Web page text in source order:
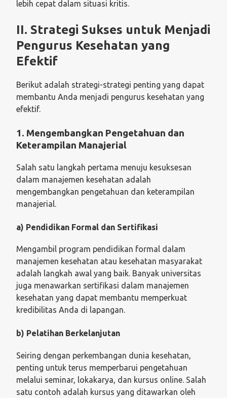
lebih cepat dalam situasi kritis.
II. Strategi Sukses untuk Menjadi
Pengurus Kesehatan yang
Efektif
Berikut adalah strategi-strategi penting yang dapat
membantu Anda menjadi pengurus kesehatan yang
efektif.
1. Mengembangkan Pengetahuan dan
Keterampilan Manajerial
Salah satu langkah pertama menuju kesuksesan
dalam manajemen kesehatan adalah
mengembangkan pengetahuan dan keterampilan
manajerial.
a) Pendidikan Formal dan Sertifikasi
Mengambil program pendidikan formal dalam
manajemen kesehatan atau kesehatan masyarakat
adalah langkah awal yang baik. Banyak universitas
juga menawarkan sertifikasi dalam manajemen
kesehatan yang dapat membantu memperkuat
kredibilitas Anda di lapangan.
b) Pelatihan Berkelanjutan
Seiring dengan perkembangan dunia kesehatan,
penting untuk terus memperbarui pengetahuan
melalui seminar, lokakarya, dan kursus online. Salah
satu contoh adalah kursus yang ditawarkan oleh